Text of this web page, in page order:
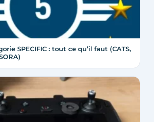
SPECIFIC : tout ce qu’il faut (CATS,